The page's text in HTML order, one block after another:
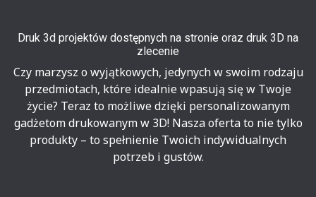
Druk 3d projektów dostępnych na stronie oraz druk 3D na
zlecenie
Czy marzysz o wyjątkowych, jedynych w swoim rodzaju
przedmiotach, które idealnie wpasują się w Twoje
życie? Teraz to możliwe dzięki personalizowanym
gadżetom drukowanym w 3D! Nasza oferta to nie tylko
produkty – to spełnienie Twoich indywidualnych
potrzeb i gustów.